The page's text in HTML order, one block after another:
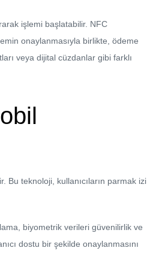
işlemi başlatabilir. NFC
onaylanmasıyla birlikte, ödeme
veya dijital cüzdanlar gibi farklı
teknoloji, kullanıcıların parmak izi
biyometrik verileri güvenilirlik ve
dostu bir şekilde onaylanmasını